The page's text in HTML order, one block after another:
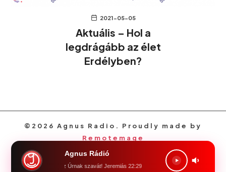
2021-05-05
Aktuális – Hol a
legdrágább az élet
Erdélyben?
©2026 Agnus Radio. Proudly made by
Remotemage
Agnus Rádió
föld! halld meg az Úrnak szavát! Jeremiás 22:29